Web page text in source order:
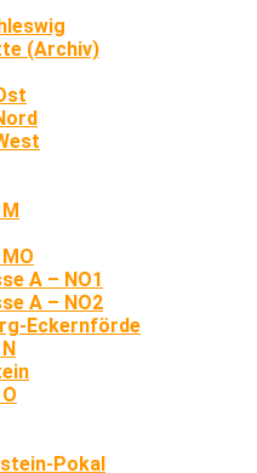
(Archiv)
A – NO1
A – NO2
Eckernförde
Pokal